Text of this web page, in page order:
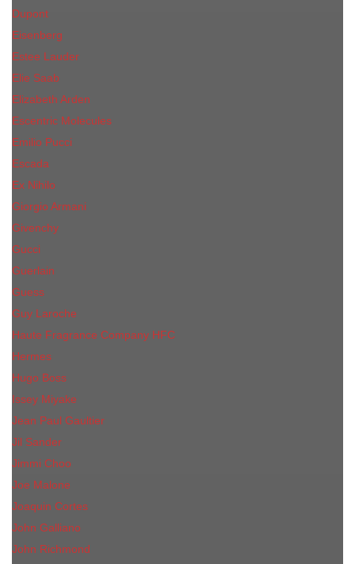
Dupont
Eisenberg
Еsteе Lаudеr
Elie Saab
Elizabeth Arden
Escentric Molecules
Emilio Pucci
Escada
Ex Nihilo
Giorgio Armani
Givenchy
Gucci
Guerlain
Guess
Guy Laroche
Haute Fragrance Company HFC
Hermes
Hugo Boss
Issey Miyake
Jean Paul Gaultier
Jil Sander
Jimmi Choo
Jое Malоnе
Joaquin Cortes
John Galliano
John Richmond